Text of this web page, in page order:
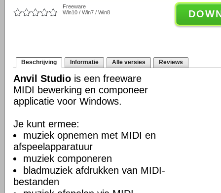
Freeware
Win10 / Win7 / Win8
Beschrijving Informatie Alle versies Reviews
Anvil Studio is een freeware
MIDI bewerking en componeer
applicatie voor Windows.
Je kunt ermee:
muziek opnemen met MIDI en
afspeelapparatuur
muziek componeren
bladmuziek afdrukken van MIDI-
bestanden